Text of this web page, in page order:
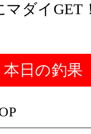
ダイGET
本日の釣果